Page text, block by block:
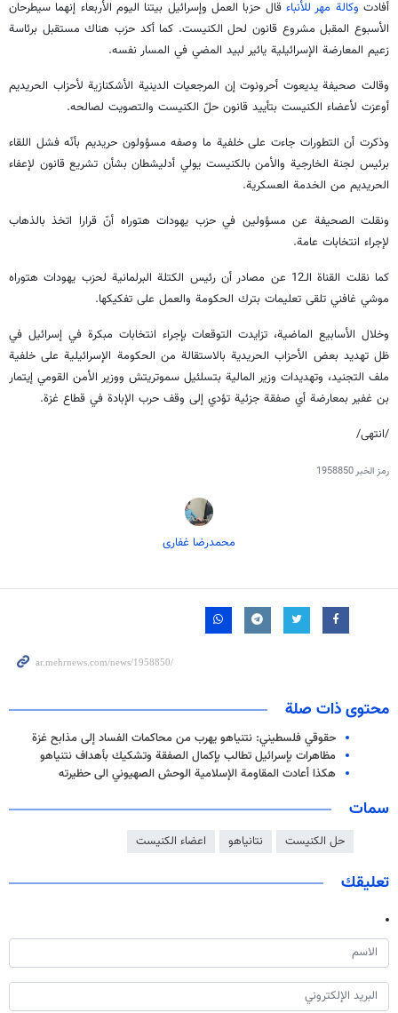
أفادت وكالة مهر للأنباء قال حزبا العمل وإسرائيل بيتنا اليوم الأربعاء إنهما سيطرحان
الأسبوع المقبل مشروع قانون لحل الكنيست. كما أكد حزب هناك مستقبل برئاسة
زعيم المعارضة الإسرائيلية يائير لبيد المضي في المسار نفسه.
وقالت صحيفة يديعوت أحرونوت إن المرجعيات الدينية الأشكنازية لأحزاب الحريديم
أوعزت لأعضاء الكنيست بتأييد قانون حلّ الكنيست والتصويت لصالحه.
وذكرت أن التطورات جاءت على خلفية ما وصفه مسؤولون حريديم بأنّه فشل اللقاء
برئيس لجنة الخارجية والأمن بالكنيست يولي أدليشطان بشأن تشريع قانون لإعفاء
الحريديم من الخدمة العسكرية.
ونقلت الصحيفة عن مسؤولين في حزب يهودات هتوراه أنّ قرارا اتخذ بالذهاب
لإجراء انتخابات عامة.
كما نقلت القناة الـ12 عن مصادر أن رئيس الكتلة البرلمانية لحزب يهودات هتوراه
موشي غافني تلقى تعليمات بترك الحكومة والعمل على تفكيكها.
وخلال الأسابيع الماضية، تزايدت التوقعات بإجراء انتخابات مبكرة في إسرائيل في
ظل تهديد بعض الأحزاب الحريدية بالاستقالة من الحكومة الإسرائيلية على خلفية
ملف التجنيد، وتهديدات وزير المالية بتسلئيل سموتريتش ووزير الأمن القومي إيتمار
بن غفير بمعارضة أي صفقة جزئية تؤدي إلى وقف حرب الإبادة في قطاع غزة.
/انتهى/
رمز الخبر1958850
محمدرضا غفاری
محتوى ذات صلة
حقوقي فلسطيني: نتنياهو يهرب من محاكمات الفساد إلى مذابح غزة
مظاهرات بإسرائيل تطالب بإكمال الصفقة وتشكيك بأهداف نتنياهو
هكذا أعادت المقاومة الإسلامية الوحش الصهيوني الى حظيرته
سمات
حل الكنيست نتانياهو اعضاء الكنيست
تعليقك